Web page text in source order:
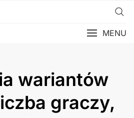
MENU
wariantów
graczy,